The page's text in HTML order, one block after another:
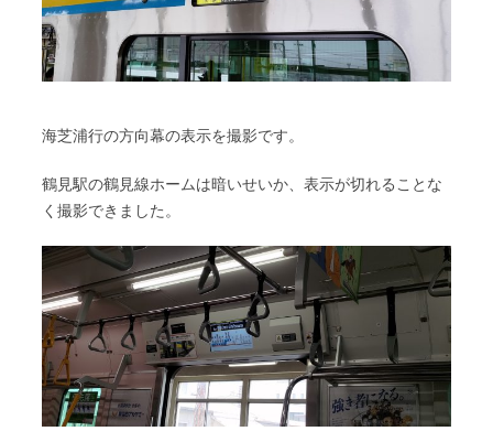
海芝浦行の方向幕の表示を撮影です。
鶴見駅の鶴見線ホームは暗いせいか、表示が切れることな
く撮影できました。